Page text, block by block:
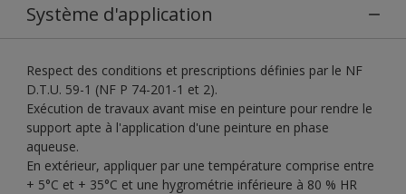
Système d'application
Respect des conditions et prescriptions définies par le NF
D.T.U. 59-1 (NF P 74-201-1 et 2).
Exécution de travaux avant mise en peinture pour rendre le
support apte à l'application d'une peinture en phase
aqueuse.
En extérieur, appliquer par une température comprise entre
+ 5°C et + 35°C et une hygrométrie inférieure à 80 % HR